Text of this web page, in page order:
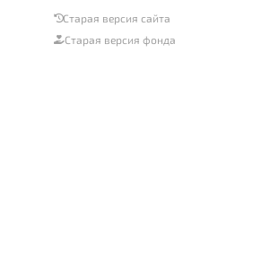
Старая версия сайта
Старая версия фонда